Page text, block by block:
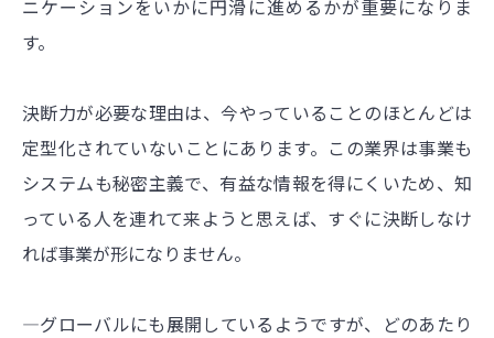
ニケーションをいかに円滑に進めるかが重要になりま
す。
決断力が必要な理由は、今やっていることのほとんどは
定型化されていないことにあります。この業界は事業も
システムも秘密主義で、有益な情報を得にくいため、知
っている人を連れて来ようと思えば、すぐに決断しなけ
れば事業が形になりません。
―グローバルにも展開しているようですが、どのあたり